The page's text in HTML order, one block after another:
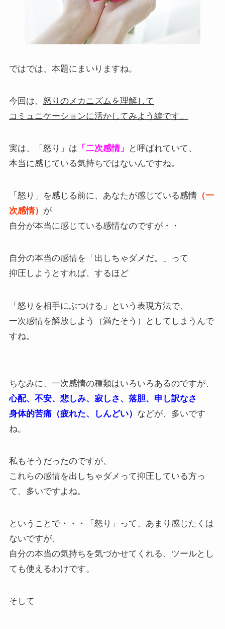
ではでは、本題にまいりますね。
今回は、 怒りのメカニズムを理解して
コミュニケーションに活かしてみよう編です。
実は、「怒り」は 「二次感情」
と呼ばれていて、
本当に感じている気持ちではないんですね。
「怒り」を感じる前に、あなたが感じている感情（一
次感情） が
自分が本当に感じている感情なのですが・・
自分の本当の感情を「出しちゃダメだ。」って
抑圧しようとすれば、するほど
「怒りを相手にぶつける」という表現方法で、
一次感情を解放しよう（満たそう）としてしまうんで
すね。
ちなみに、一次感情の種類はいろいろあるのですが、
心配、不安、悲しみ、寂しさ、落胆、申し訳なさ
身体的苦痛（疲れた、しんどい） などが、多いです
ね。
私もそうだったのですが、
これらの感情を出しちゃダメって抑圧している方っ
て、多いですよね。
ということで・・・「怒り」って、あまり感じたくは
ないですが、
自分の本当の気持ちを気づかせてくれる、ツールとし
ても使えるわけです。
そして